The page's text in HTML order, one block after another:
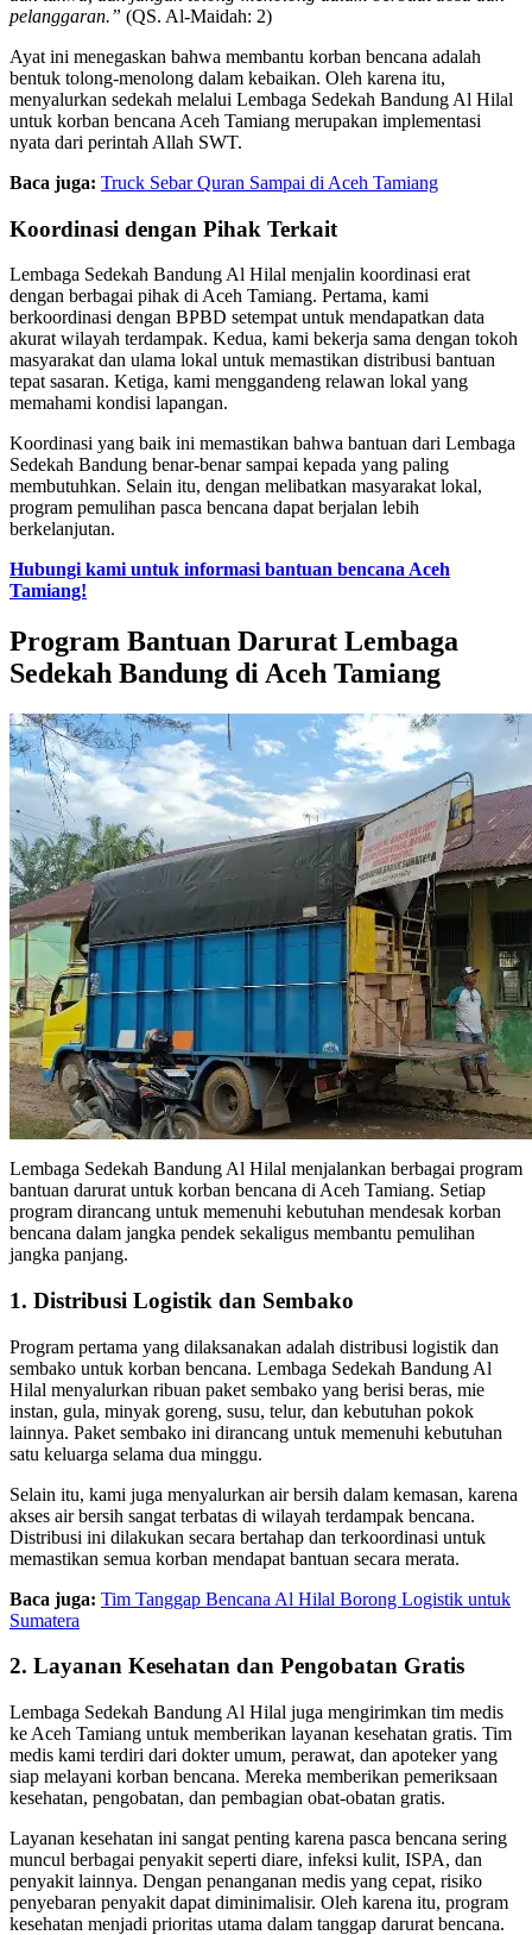
pelanggaran.” (QS. Al-Maidah: 2)
Ayat ini menegaskan bahwa membantu korban bencana adalah
bentuk tolong-menolong dalam kebaikan. Oleh karena itu,
menyalurkan sedekah melalui Lembaga Sedekah Bandung Al Hilal
untuk korban bencana Aceh Tamiang merupakan implementasi
nyata dari perintah Allah SWT.
Baca juga: Truck Sebar Quran Sampai di Aceh Tamiang
Koordinasi dengan Pihak Terkait
Lembaga Sedekah Bandung Al Hilal menjalin koordinasi erat
dengan berbagai pihak di Aceh Tamiang. Pertama, kami
berkoordinasi dengan BPBD setempat untuk mendapatkan data
akurat wilayah terdampak. Kedua, kami bekerja sama dengan tokoh
masyarakat dan ulama lokal untuk memastikan distribusi bantuan
tepat sasaran. Ketiga, kami menggandeng relawan lokal yang
memahami kondisi lapangan.
Koordinasi yang baik ini memastikan bahwa bantuan dari Lembaga
Sedekah Bandung benar-benar sampai kepada yang paling
membutuhkan. Selain itu, dengan melibatkan masyarakat lokal,
program pemulihan pasca bencana dapat berjalan lebih
berkelanjutan.
Hubungi kami untuk informasi bantuan bencana Aceh
Tamiang!
Program Bantuan Darurat Lembaga
Sedekah Bandung di Aceh Tamiang
Lembaga Sedekah Bandung Al Hilal menjalankan berbagai program
bantuan darurat untuk korban bencana di Aceh Tamiang. Setiap
program dirancang untuk memenuhi kebutuhan mendesak korban
bencana dalam jangka pendek sekaligus membantu pemulihan
jangka panjang.
1. Distribusi Logistik dan Sembako
Program pertama yang dilaksanakan adalah distribusi logistik dan
sembako untuk korban bencana. Lembaga Sedekah Bandung Al
Hilal menyalurkan ribuan paket sembako yang berisi beras, mie
instan, gula, minyak goreng, susu, telur, dan kebutuhan pokok
lainnya. Paket sembako ini dirancang untuk memenuhi kebutuhan
satu keluarga selama dua minggu.
Selain itu, kami juga menyalurkan air bersih dalam kemasan, karena
akses air bersih sangat terbatas di wilayah terdampak bencana.
Distribusi ini dilakukan secara bertahap dan terkoordinasi untuk
memastikan semua korban mendapat bantuan secara merata.
Baca juga: Tim Tanggap Bencana Al Hilal Borong Logistik untuk
Sumatera
2. Layanan Kesehatan dan Pengobatan Gratis
Lembaga Sedekah Bandung Al Hilal juga mengirimkan tim medis
ke Aceh Tamiang untuk memberikan layanan kesehatan gratis. Tim
medis kami terdiri dari dokter umum, perawat, dan apoteker yang
siap melayani korban bencana. Mereka memberikan pemeriksaan
kesehatan, pengobatan, dan pembagian obat-obatan gratis.
Layanan kesehatan ini sangat penting karena pasca bencana sering
muncul berbagai penyakit seperti diare, infeksi kulit, ISPA, dan
penyakit lainnya. Dengan penanganan medis yang cepat, risiko
penyebaran penyakit dapat diminimalisir. Oleh karena itu, program
kesehatan menjadi prioritas utama dalam tanggap darurat bencana.